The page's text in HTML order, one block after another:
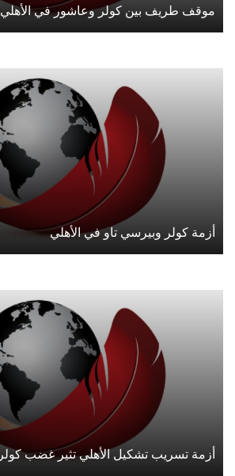
موقف طريف بين كولر وعاشور في الأهلي
أزمة كولر وبيرسي تاو في الأهلي
أزمة تسريب تشكيل الأهلي تثير غضب كولر